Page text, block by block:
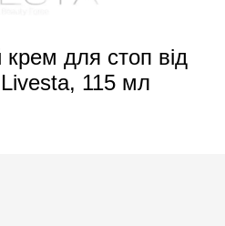
для стоп від
Livesta, 115 мл